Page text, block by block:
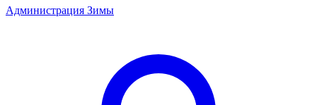
Администрация Зимы